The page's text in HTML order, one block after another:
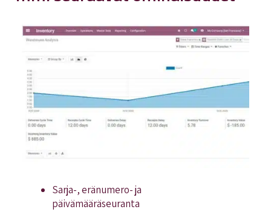
Sarja-, eränumero- ja
päivämääräseuranta